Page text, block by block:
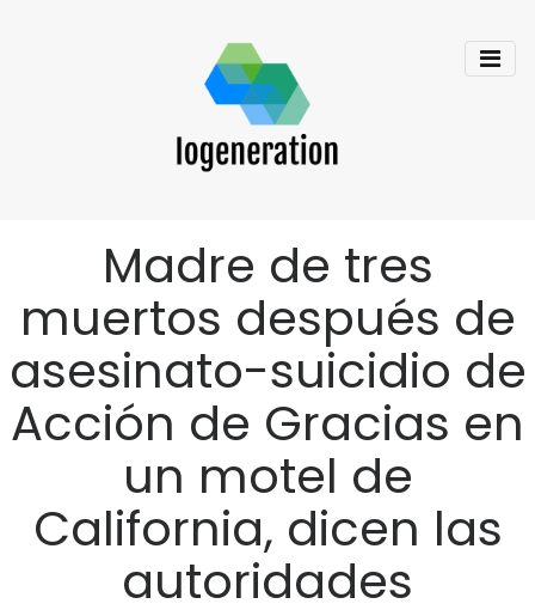
Madre de tres
muertos después de
asesinato-suicidio de
Acción de Gracias en
un motel de
California, dicen las
autoridades